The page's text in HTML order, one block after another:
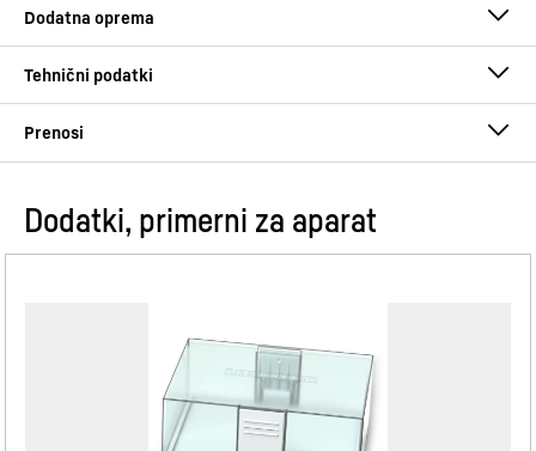
Po višini nastavljive noge
Zahvaljujoč sprednjim po višini nastavljivim nogam
Skupina izdelkov
Hladilnik s polnim prostorom
9005382254837
Številka prodajnega artikla 994787451
Navodila za uporabo
Navodila za montažo/namestitev
Dodatki, primerni za aparat